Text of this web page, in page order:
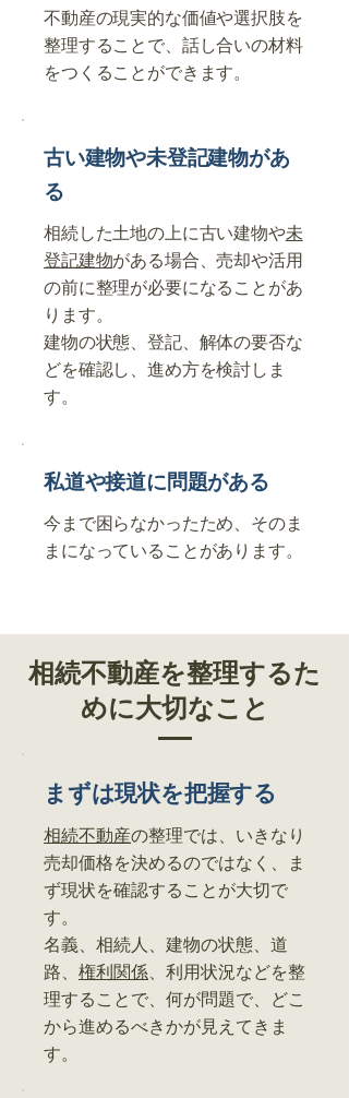
不動産の現実的な価値や選択肢を
整理することで、話し合いの材料
をつくることができます。
古い建物や未登記建物があ
る
相続した土地の上に古い建物や未
登記建物がある場合、売却や活用
の前に整理が必要になることがあ
ります。
建物の状態、登記、解体の要否な
どを確認し、進め方を検討しま
す。
私道や接道に問題がある
今まで困らなかったため、そのま
まになっていることがあります。
相続不動産を整理するた
めに大切なこと
まずは現状を把握する
相続不動産の整理では、いきなり
売却価格を決めるのではなく、ま
ず現状を確認することが大切で
す。
名義、相続人、建物の状態、道
路、 権利関係、利用状況などを整
理することで、何が問題で、どこ
から進めるべきかが見えてきま
す。